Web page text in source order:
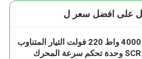
على افضل سعر ل
4000 واط 220 فولت التيار المتناوب
SCR وحدة تحكم سرعة المحرك